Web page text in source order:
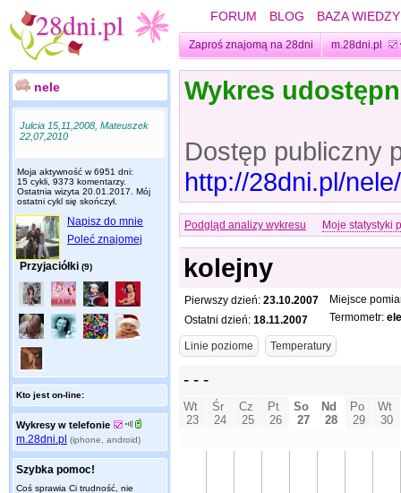
FORUM BLOG BAZA WIEDZY
Zaproś znajomą na 28dni m.28dni.pl
nele
Julcia 15,11,2008, Mateuszek
22,07,2010
Moja aktywność w 6951 dni:
15 cykli, 9373 komentarzy.
Ostatnia wizyta 20.01.2017 . Mój
ostatni cykl się skończył.
Napisz do mnie
Poleć znajomej
Przyjaciółki (9)
Kto jest on-line:
Wykresy w telefonie
m.28dni.pl (iphone, android)
Szybka pomoc!
Coś sprawia Ci trudność, nie
Wykres
Dostęp publiczny
http://28dni.pl/
Podgląd analizy wykresu Moje statystyki
kolejny
Pierwszy dzień: 23.10.2007
Ostatni dzień: 18.11.2007
Miejsce
Termometr: